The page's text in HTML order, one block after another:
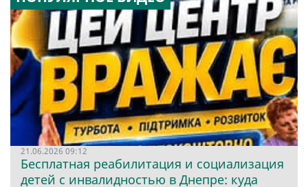
21.06.2026 09:12
Бесплатная реабилитация и социализация
детей с инвалидностью в Днепре: куда